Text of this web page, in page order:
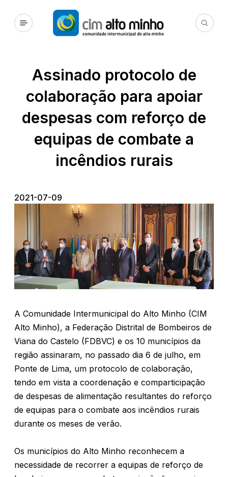
Assinado protocolo de
colaboração para apoiar
despesas com reforço de
equipas de combate a
incêndios rurais
2021-07-09
A Comunidade Intermunicipal do Alto Minho (CIM
Alto Minho), a Federação Distrital de Bombeiros de
Viana do Castelo (FDBVC) e os 10 municípios da
região assinaram, no passado dia 6 de julho, em
Ponte de Lima, um protocolo de colaboração,
tendo em vista a coordenação e comparticipação
de despesas de alimentação resultantes do reforço
de equipas para o combate aos incêndios rurais
durante os meses de verão.
Os municípios do Alto Minho reconhecem a
necessidade de recorrer a equipas de reforço de